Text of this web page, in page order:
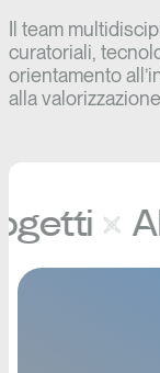
Il team
curatoriali,
orientamento
alla